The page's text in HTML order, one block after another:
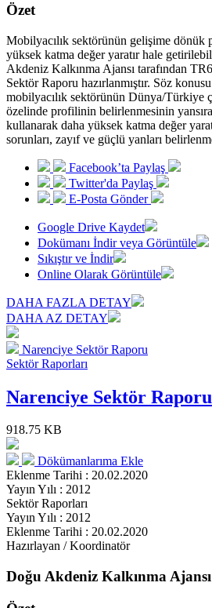
Özet
Mobilyacılık sektörünün gelişime dönük
yüksek katma değer yaratır hale
Akdeniz Kalkınma Ajansı tarafından
Sektör Raporu hazırlanmıştır. Söz
mobilyacılık sektörünün Dünya/Türkiye
özelinde profilinin belirlenmesinin
kullanarak daha yüksek katma değer
sorunları, zayıf ve güçlü yanları
Facebook’ta Paylaş
Twitter'da Paylaş
E-Posta Gönder
Google Drive Kaydet
Dokümanı İndir veya Görüntüle
Sıkıştır ve İndir
Online Olarak Görüntüle
DAHA FAZLA DETAY
DAHA AZ DETAY
Narenciye Sektör Raporu
Sektör Raporları
Narenciye Sektör Raporu
918.75 KB
Dökümanlarıma Ekle
Eklenme Tarihi : 20.02.2020
Yayın Yılı : 2012
Sektör Raporları
Yayın Yılı : 2012
Eklenme Tarihi : 20.02.2020
Hazırlayan / Koordinatör
Doğu Akdeniz Kalkınma Ajansı